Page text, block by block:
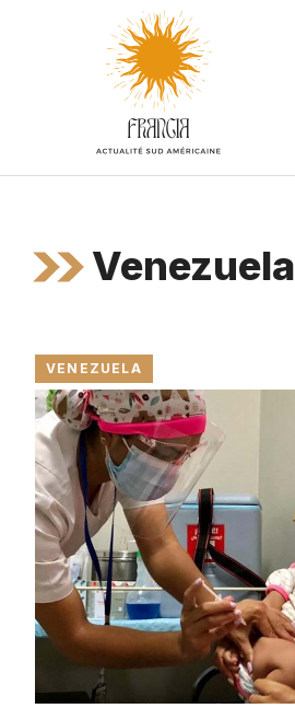
Venezuela
VENEZUELA